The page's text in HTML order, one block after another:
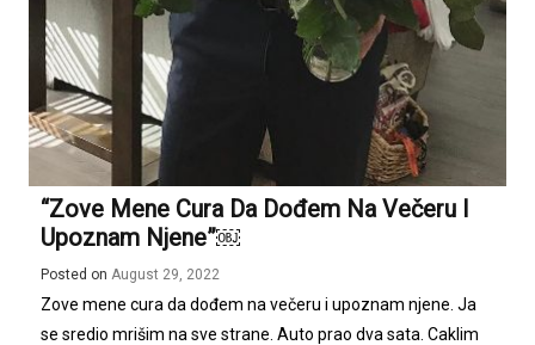
“Zove Mene Cura Da Dođem Na Večeru I
Upoznam Njene”￼
Posted on August 29, 2022
Zove mene cura da dođem na večeru i upoznam njene. Ja
se sredio mrišim na sve strane. Auto prao dva sata. Caklim